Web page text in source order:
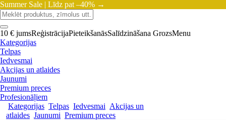
Summer Sale | Līdz pat –40% →
10 € jumsReģistrācijaPieteikšanāsSalīdzināšana GrozsMenu
Kategorijas
Telpas
Iedvesmai
Akcijas un atlaides
Jaunumi
Premium preces
Profesionāļiem
Kategorijas Telpas Iedvesmai Akcijas un
atlaides Jaunumi Premium preces